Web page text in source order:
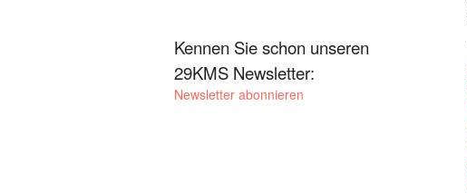
Kennen Sie schon unseren
29KMS Newsletter:
Newsletter abonnieren